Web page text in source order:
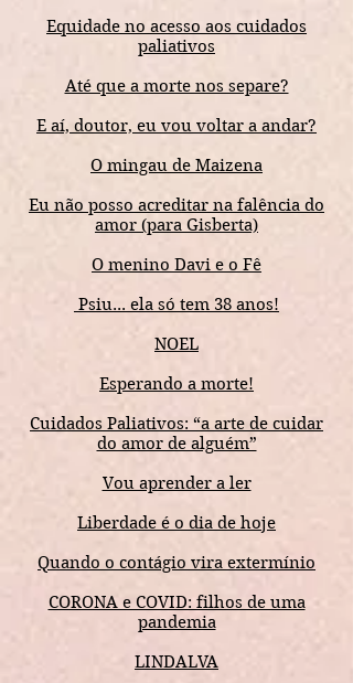
Equidade no acesso aos cuidados
paliativos
Até que a morte nos separe?
E aí, doutor, eu vou voltar a andar?
O mingau de Maizena
Eu não posso acreditar na falência do
amor (para Gisberta)
O menino Davi e o Fê
Psiu... ela só tem 38 anos!
NOEL
Esperando a morte!
Cuidados Paliativos: “a arte de cuidar
do amor de alguém”
Vou aprender a ler
Liberdade é o dia de hoje
Quando o contágio vira extermínio
CORONA e COVID: filhos de uma
pandemia
LINDALVA